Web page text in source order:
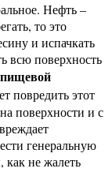
Нефть –
то это
и испачкать
всю поверхность
повредить этот
поверхности и с
генеральную
как не жалеть